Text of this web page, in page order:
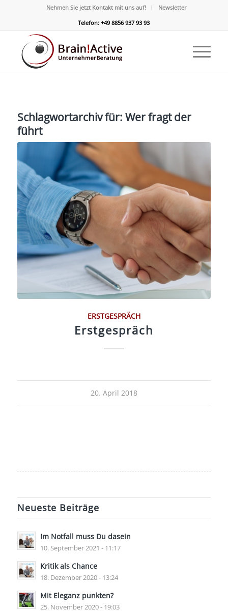
Nehmen Sie jetzt Kontakt mit uns auf!
Newsletter
Telefon: +49 8856 937 93 93
Schlagwortarchiv für: Wer fragt der
führt
ERSTGESPRÄCH
Erstgespräch
20. April 2018
Neueste Beiträge
Im Notfall muss Du dasein
10. September 2021 - 11:17
Kritik als Chance
18. Dezember 2020 - 13:24
Mit Eleganz punkten?
25. November 2020 - 19:03